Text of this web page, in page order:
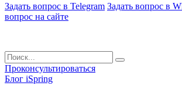
Задать вопрос в Telegram Задать вопрос в
вопрос на сайте
Проконсультироваться
Блог iSpring